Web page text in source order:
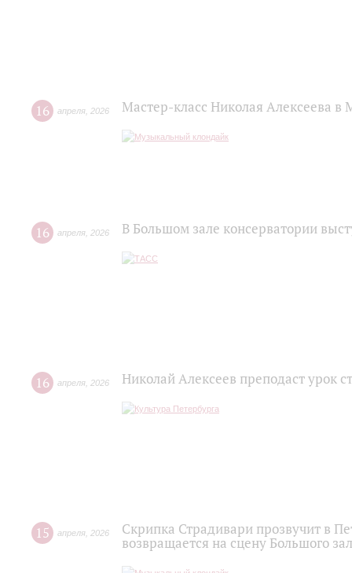
16 апреля 2026 Мастер-класс Николая Алексеева в
16 апреля 2026 В Большом зале консерватории
16 апреля 2026 Николай Алексеев преподаст урок
15 апреля 2026
Скрипка Страдивари прозвучит в
возвращается на сцену Большого